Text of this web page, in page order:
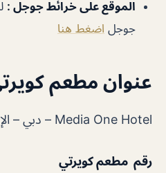
الموقع على خرائط جوجل :
جوجل اضغط هنا
عنوان مطعم
Media One Hotel – دبي – الإمارات العربية المتحدة
رقم مطعم كويرتي